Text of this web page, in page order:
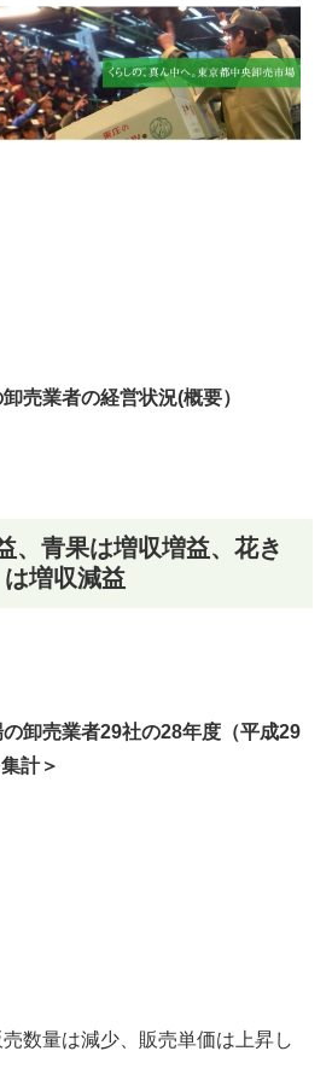
売業者の経営状況(概要）
、青果は増収増益、花き
は増収減益
卸売業者29社の28年度（平成29
計＞
売数量は減少、販売単価は上昇し